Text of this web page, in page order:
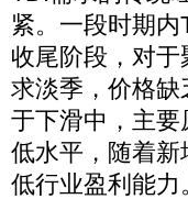
紧。一段时期
收尾阶段，对
求淡季，价格
于下滑中，主
低水平，随着
低行业盈利能力